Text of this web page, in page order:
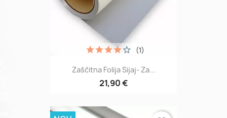
Zaščitna Folija Sijaj- Za...
21,90 €
(1)